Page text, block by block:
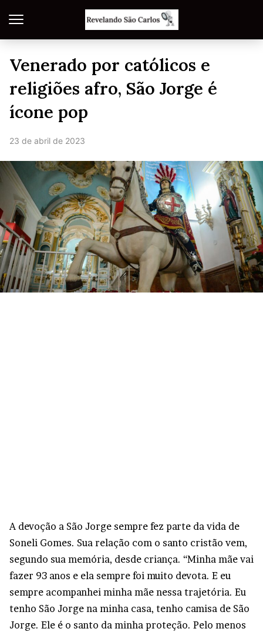
Venerado por católicos e
religiões afro, São Jorge é
ícone pop
23 de abril de 2023
A devoção a São Jorge sempre fez parte da vida de
Soneli Gomes. Sua relação com o santo cristão vem,
segundo sua memória, desde criança. “Minha mãe vai
fazer 93 anos e ela sempre foi muito devota. E eu
sempre acompanhei minha mãe nessa trajetória. Eu
tenho São Jorge na minha casa, tenho camisa de São
Jorge. Ele é o santo da minha proteção. Pelo menos